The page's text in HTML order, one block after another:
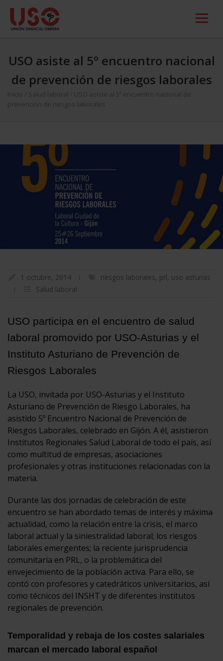
USO asiste al 5º encuentro nacional
de prevención de riesgos laborales
Inicio Salud laboral
USO asiste al 5º encuentro nacional de
prevención de riesgos laborales
1 octubre, 2014 riesgos laborales, prl, uso asturias
Salud laboral
USO participa en el encuentro de salud
laboral promovido por USO-Asturias y el
Instituto Asturiano de Prevención de
Riesgos Laborales
La USO, invitada por USO-Asturias y el Instituto
Asturiano de Prevención de Riesgo Laborales, ha
asistido 5º Encuentro Nacional de Prevención de
Riesgos Laborales, celebrado en Gijón. A él, asistieron
Institutos Regionales Salud Laboral de todo el país, así
como multitud de empresas, asociaciones
profesionales y otras instituciones relacionadas con la
materia.
Durante las dos jornadas de celebración de este
encuentro se han abordado temas de interés y máxima
actualidad, como la relación entre la crisis, el marco
laboral actual y la siniestralidad laboral; los riesgos
laborales emergentes; la reciente jurisprudencia
comunitaria en PRL, o la problemática del
envejecimiento de la población activa. Para ello, se
contó con profesores y catedráticos universitarios, así
como técnicos del INSHT y de diferentes institutos
regionales de prevención.
Temporalidad y rebaja de los costes salariales
marcan el mercado laboral español